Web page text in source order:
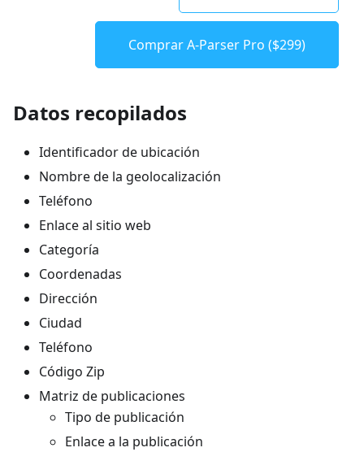
Comprar A-Parser Pro ($299)
Datos recopilados
Identificador de ubicación
Nombre de la geolocalización
Teléfono
Enlace al sitio web
Categoría
Coordenadas
Dirección
Ciudad
Teléfono
Código Zip
Matriz de publicaciones
Tipo de publicación
Enlace a la publicación